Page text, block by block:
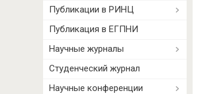
Публикации в РИНЦ
Публикация в ЕГПНИ
Научные журналы
Студенческий журнал
Научные конференции